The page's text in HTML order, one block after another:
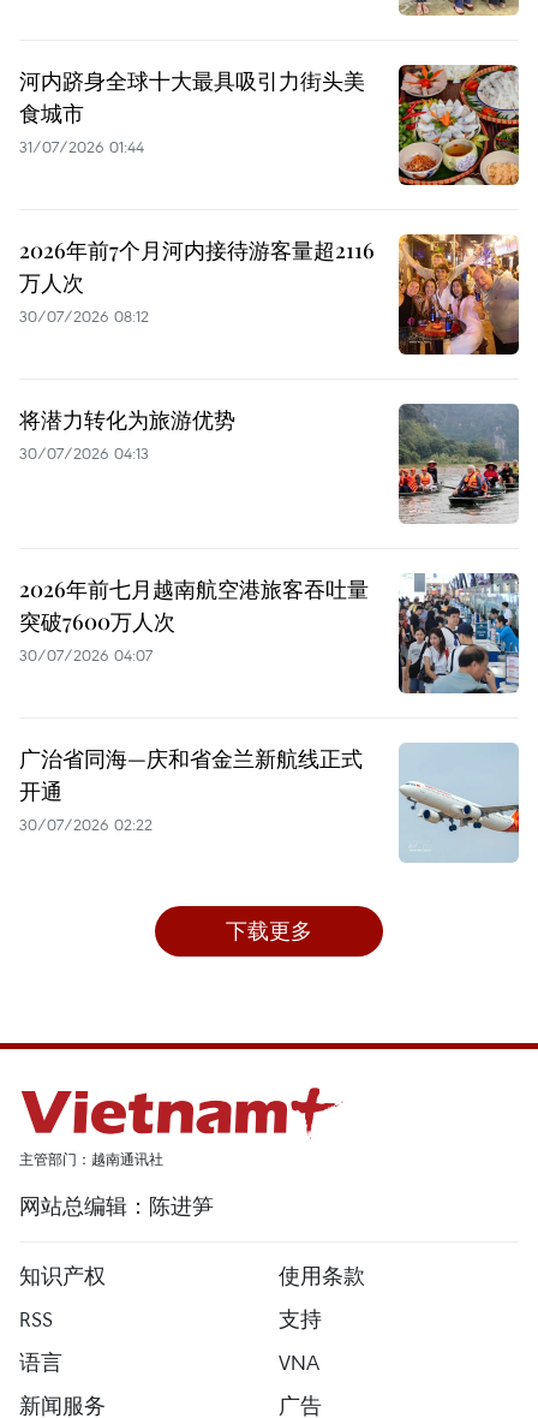
河内跻身全球十大最具吸引力街头美
食城市
31/07/2026 01:44
2026年前7个月河内接待游客量超2116
万人次
30/07/2026 08:12
将潜力转化为旅游优势
30/07/2026 04:13
2026年前七月越南航空港旅客吞吐量
突破7600万人次
30/07/2026 04:07
广治省同海—庆和省金兰新航线正式
开通
30/07/2026 02:22
下载更多
主管部门：越南通讯社
网站总编辑：陈进笋
知识产权
使用条款
RSS
支持
语言
VNA
新闻服务
广告